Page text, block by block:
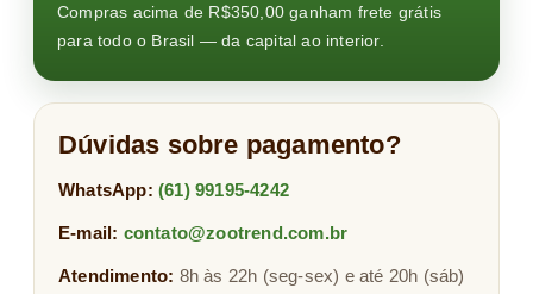
Compras acima de R$350,00 ganham frete grátis
para todo o Brasil — da capital ao interior.
Dúvidas sobre pagamento?
WhatsApp: (61) 99195-4242
E-mail: contato@zootrend.com.br
Atendimento: 8h às 22h (seg-sex) e até 20h (sáb)